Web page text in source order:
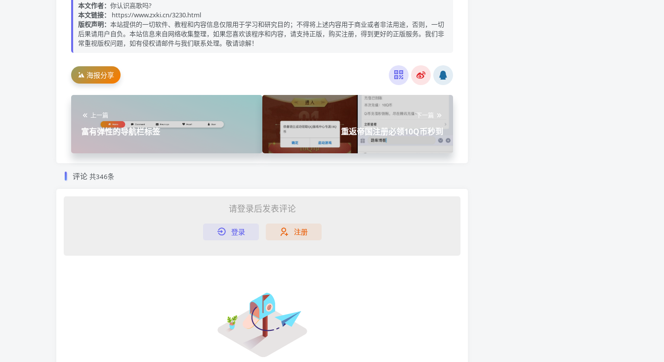
本文作者： 你认识高歌吗?
本文链接：
https://www.zxki.cn/3230.html
版权声明： 本站提供的一切软件、教程和内容信息仅限用于学习和研究目的；不得将上述内容用于商业或者非法用途，否则，一切
后果请用户自负。本站信息来自网络收集整理，如果您喜欢该程序和内容，请支持正版，购买注册，得到更好的正版服务。我们非
常重视版权问题，如有侵权请邮件与我们联系处理。敬请谅解！
海报分享
上一篇
富有弹性的导航栏标签
下一篇
重返帝国注册必领10Q币秒到
评论 共346条
请登录后发表评论
登录 注册